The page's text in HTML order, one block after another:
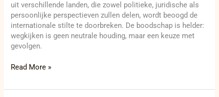
uit verschillende landen, die zowel politieke, juridische als
persoonlijke perspectieven zullen delen, wordt beoogd de
internationale stilte te doorbreken. De boodschap is helder:
wegkijken is geen neutrale houding, maar een keuze met
gevolgen.
Read More »